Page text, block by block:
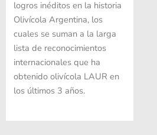
logros inéditos en la historia
Olivícola Argentina, los
cuales se suman a la larga
lista de reconocimientos
internacionales que ha
obtenido olivícola LAUR en
los últimos 3 años.